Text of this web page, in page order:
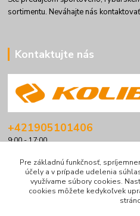
sortimentu. Neváhajte nás
Kontaktujte nás
+421905101406
9:00 - 17:00
info@kolibriboats.sk
Pre základnú funkčnosť,
účely a v prípade udelenia
využívame súbory cookies.
cookies môžete kedykoľvek